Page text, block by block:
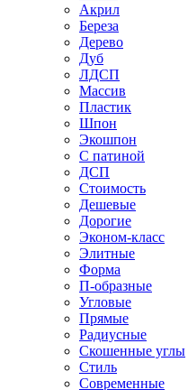
Акрил
Береза
Дерево
Дуб
ЛДСП
Массив
Пластик
Шпон
Экошпон
С патиной
ДСП
Стоимость
Дешевые
Дорогие
Эконом-класс
Элитные
Форма
П-образные
Угловые
Прямые
Радиусные
Скошенные углы
Стиль
Современные